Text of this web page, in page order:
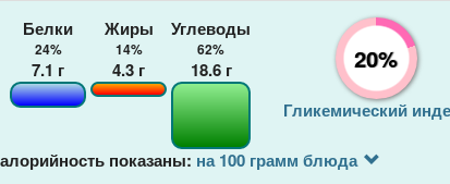
Белки
24%
7.1 г
Жиры
14%
4.3 г
Углеводы
62%
18.6г 20%
Гликемический
показаны: на 100 грамм блюда